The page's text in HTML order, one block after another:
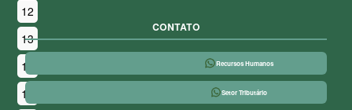
12
13
14
15
CONTATO
Recursos Humanos
Setor Tributário